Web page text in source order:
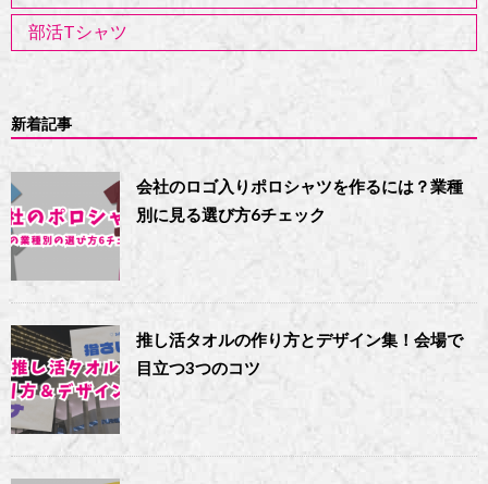
部活Tシャツ
新着記事
会社のロゴ入りポロシャツを作るには？業種
別に見る選び方6チェック
推し活タオルの作り方とデザイン集！会場で
目立つ3つのコツ